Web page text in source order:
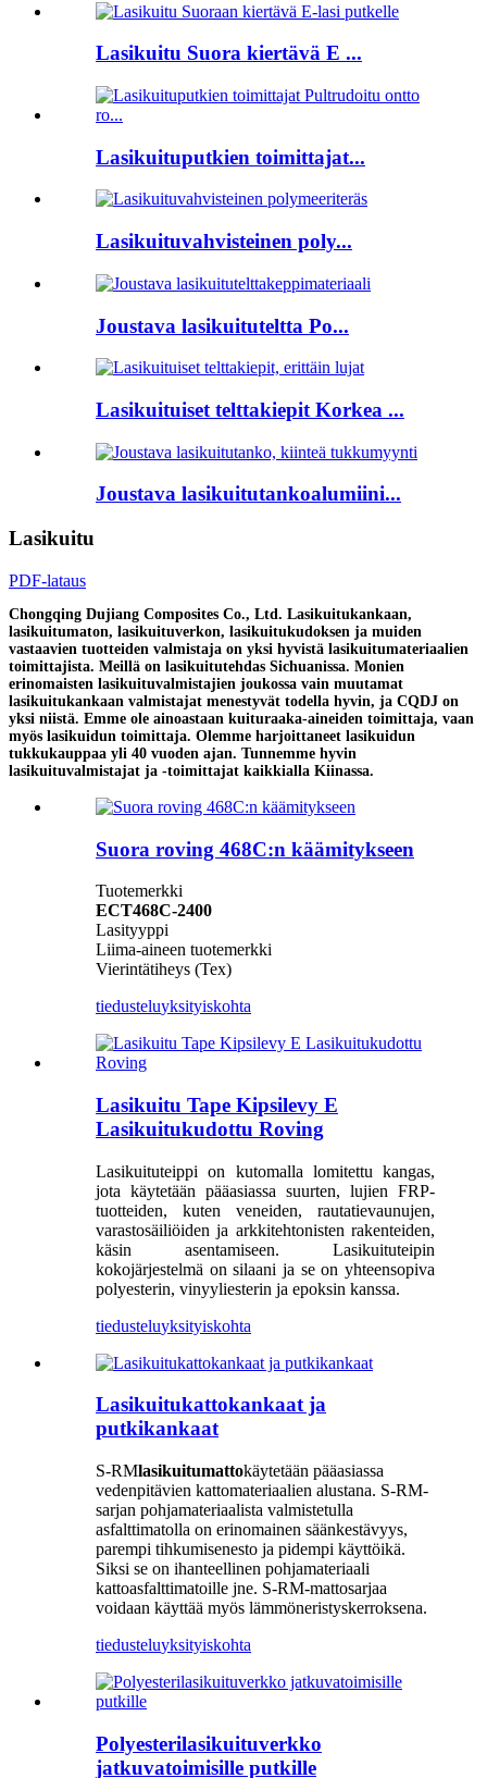
Lasikuitu Suora kiertävä E ...
Lasikuituputkien toimittajat...
Lasikuituvahvisteinen poly...
Joustava lasikuituteltta Po...
Lasikuituiset telttakiepit Korkea ...
Joustava lasikuitutankoalumiini...
Lasikuitu
PDF-lataus
Chongqing Dujiang Composites Co., Ltd. Lasikuitukankaan,
lasikuitumaton, lasikuituverkon, lasikuitukudoksen ja muiden
vastaavien tuotteiden valmistaja on yksi hyvistä lasikuitumateriaalien
toimittajista. Meillä on lasikuitutehdas Sichuanissa. Monien
erinomaisten lasikuituvalmistajien joukossa vain muutamat
lasikuitukankaan valmistajat menestyvät todella hyvin, ja CQDJ on
yksi niistä. Emme ole ainoastaan ​​kuituraaka-aineiden toimittaja, vaan
myös lasikuidun toimittaja. Olemme harjoittaneet lasikuidun
tukkukauppaa yli 40 vuoden ajan. Tunnemme hyvin
lasikuituvalmistajat ja -toimittajat kaikkialla Kiinassa.
Suora roving 468C:n käämitykseen
Tuotemerkki
ECT468C-2400
Lasityyppi
Liima-aineen tuotemerkki
Vierintätiheys (Tex)
tiedusteluyksityiskohta
Lasikuitu Tape Kipsilevy E
Lasikuitukudottu Roving
Lasikuituteippi on kutomalla lomitettu kangas,
jota käytetään pääasiassa suurten, lujien FRP-
tuotteiden, kuten veneiden, rautatievaunujen,
varastosäiliöiden ja arkkitehtonisten rakenteiden,
käsin asentamiseen. Lasikuituteipin
kokojärjestelmä on silaani ja se on yhteensopiva
polyesterin, vinyyliesterin ja epoksin kanssa.
tiedusteluyksityiskohta
Lasikuitukattokankaat ja
putkikankaat
S-RMlasikuitumattokäytetään pääasiassa
vedenpitävien kattomateriaalien alustana. S-RM-
sarjan pohjamateriaalista valmistetulla
asfalttimatolla on erinomainen säänkestävyys,
parempi tihkumisenesto ja pidempi käyttöikä.
Siksi se on ihanteellinen pohjamateriaali
kattoasfalttimatoille jne. S-RM-mattosarjaa
voidaan käyttää myös lämmöneristyskerroksena.
tiedusteluyksityiskohta
Polyesterilasikuituverkko
jatkuvatoimisille putkille